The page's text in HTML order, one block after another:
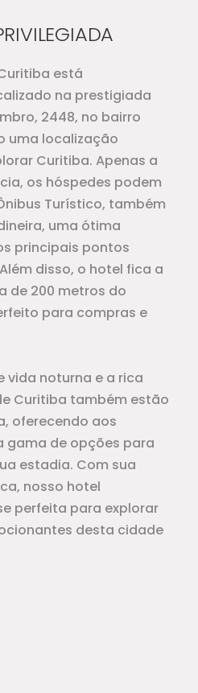
está
na prestigiada
2448, no bairro
uma localização
Curitiba. Apenas a
os hóspedes podem
Turístico, também
uma ótima
principais pontos
disso, o hotel fica a
de 200 metros do
para compras e
vida noturna e a rica
Curitiba também estão
oferecendo aos
gama de opções para
estadia. Com sua
nosso hotel
perfeita para explorar
desta cidade